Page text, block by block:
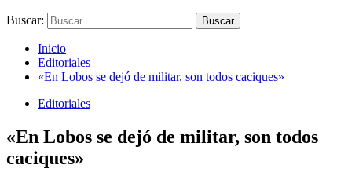
Buscar:
Inicio
Editoriales
«En Lobos se dejó de militar, son todos caciques»
Editoriales
«En Lobos se dejó de militar, son todos
caciques»